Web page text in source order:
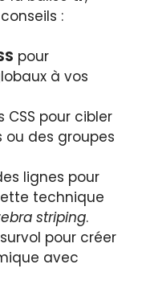
:
pour
à vos
CSS pour cibler
ou des groupes
lignes pour
technique
striping.
pour créer
avec